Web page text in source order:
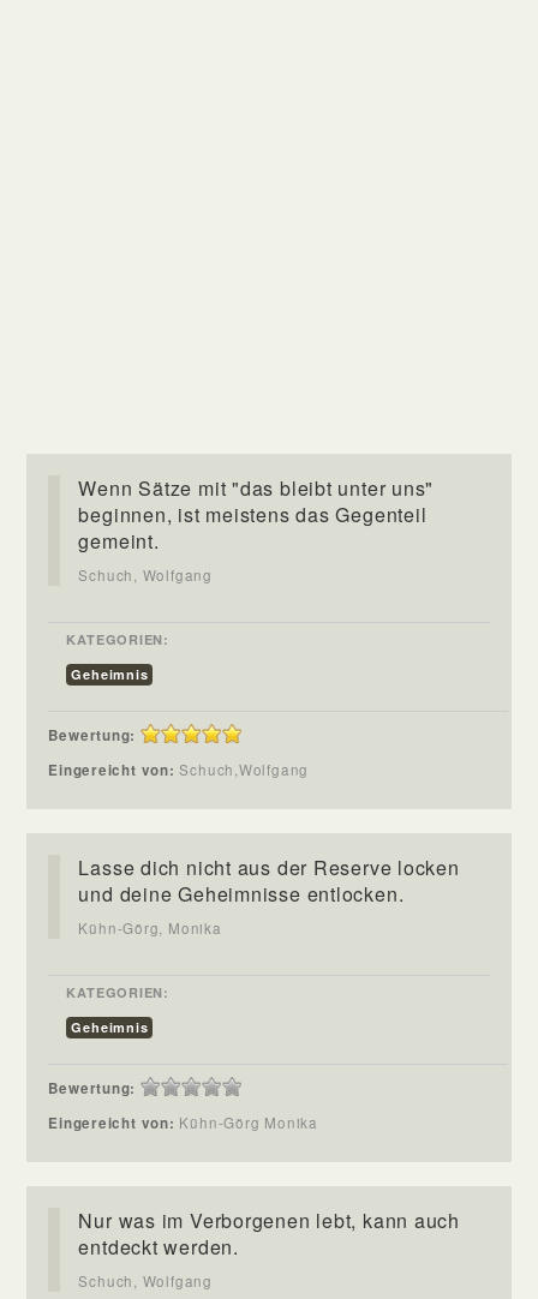
Wenn Sätze mit "das bleibt unter uns"
beginnen, ist meistens das Gegenteil
gemeint.
Schuch, Wolfgang
KATEGORIEN:
Geheimnis
Bewertung:
Eingereicht von:Schuch,Wolfgang
Lasse dich nicht aus der Reserve locken
und deine Geheimnisse entlocken.
Kühn-Görg, Monika
KATEGORIEN:
Geheimnis
Bewertung:
Eingereicht von: Kühn-Görg Monika
Nur was im Verborgenen lebt, kann auch
entdeckt werden.
Schuch, Wolfgang